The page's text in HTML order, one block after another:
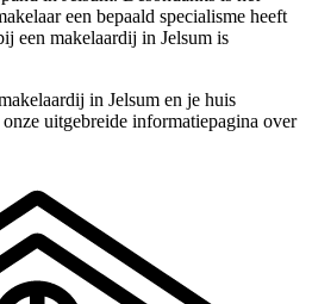
een bepaald specialisme heeft
een makelaardij in Jelsum is
in Jelsum en je huis
uitgebreide informatiepagina over